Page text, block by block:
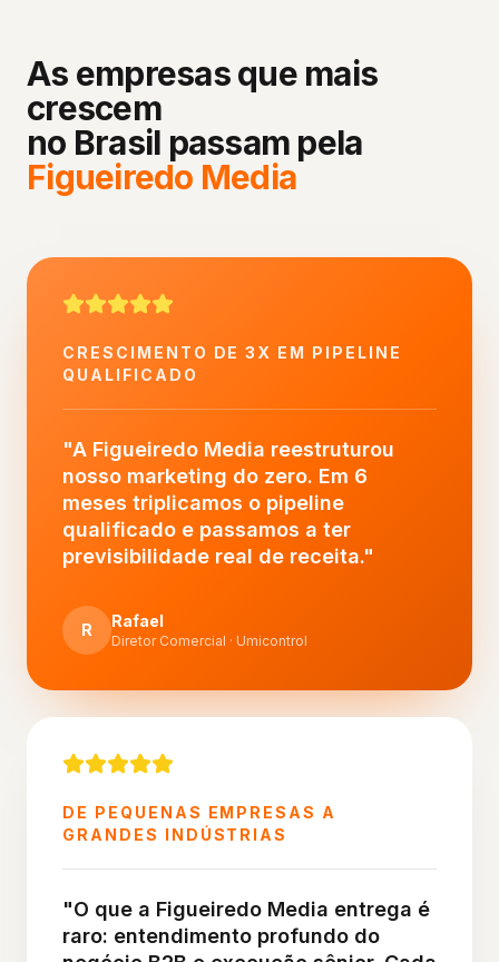
As empresas que mais
crescem
no Brasil passam pela
Figueiredo Media
CRESCIMENTO DE 3X EM PIPELINE
QUALIFICADO
"A Figueiredo Media reestruturou
nosso marketing do zero. Em 6
meses triplicamos o pipeline
qualificado e passamos a ter
previsibilidade real de receita."
R Rafael
Diretor Comercial · Umicontrol
DE PEQUENAS EMPRESAS A
GRANDES INDÚSTRIAS
"O que a Figueiredo Media entrega é
raro: entendimento profundo do